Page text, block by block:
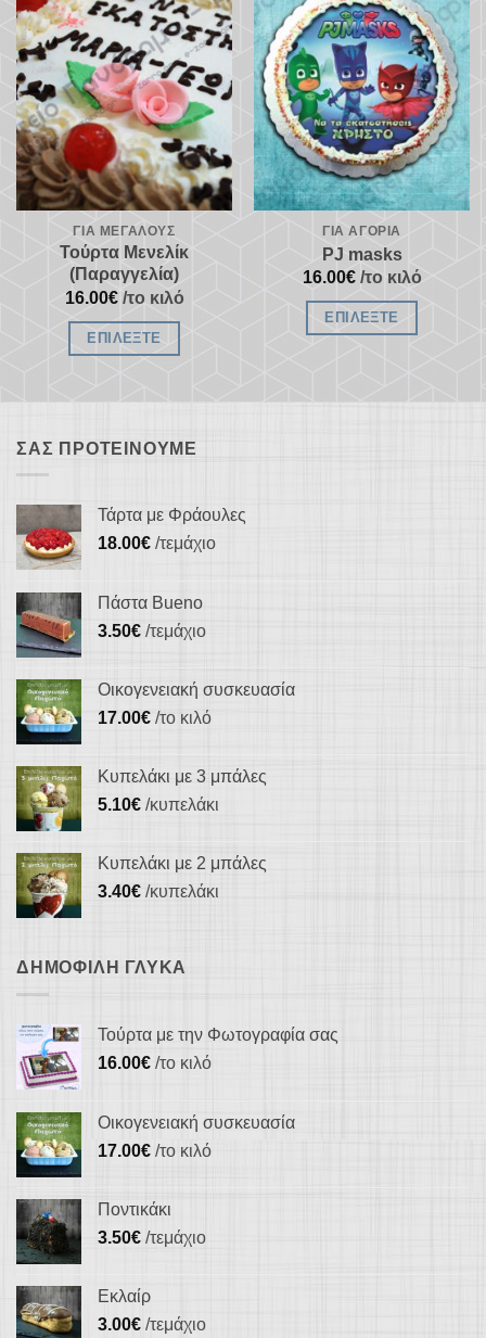
Προσθήκη
στα
αγαπημένα
ΓΙΑ ΜΕΓΆΛΟΥΣ
Τούρτα Μενελίκ
(Παραγγελία)
16.00€/το κιλό
ΕΠΙΛΈΞΤΕ
Προσθήκη
στα
αγαπημένα
ΓΙΑ ΑΓΌΡΙΑ
PJ masks
16.00€/το κιλό
ΕΠΙΛΈΞΤΕ
ΣΑΣ ΠΡΟΤΕΊΝΟΥΜΕ
Τάρτα με Φράουλες
18.00€ /τεμάχιο
Πάστα Bueno
3.50€ /τεμάχιο
Οικογενειακή συσκευασία
17.00€ /το κιλό
Κυπελάκι με 3 μπάλες
5.10€ /κυπελάκι
Κυπελάκι με 2 μπάλες
3.40€ /κυπελάκι
ΔΗΜΟΦΙΛΉ ΓΛΥΚΆ
Τούρτα με την Φωτογραφία σας
16.00€ /το κιλό
Οικογενειακή συσκευασία
17.00€ /το κιλό
Ποντικάκι
3.50€ /τεμάχιο
Εκλαίρ
3.00€ /τεμάχιο